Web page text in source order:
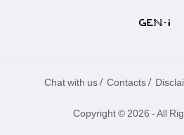
Chat with us / Contacts /
Copyright © 2026 - All